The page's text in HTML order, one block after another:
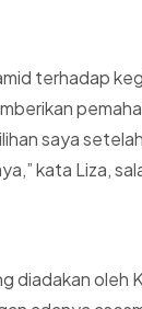
terhadap
saya
kata Liza,
diadakan oleh